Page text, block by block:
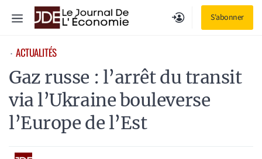
S'abonner
Menu
⋅ ACTUALITÉS
Gaz russe : l’arrêt du transit
via l’Ukraine bouleverse
l’Europe de l’Est